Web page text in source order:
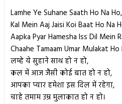
Lamhe Ye Suhane Saath Ho Na Ho,
Kal Mein Aaj Jaisi Koi Baat Ho Na
Aapka Pyar Hamesha Iss Dil Mein
Chaahe Tamaam Umar Mulakat Ho
लम्हे ये सुहाने साथ हो न हो,
कल में आज जैसी कोई बात हो न हो,
आपका प्यार हमेशा इस दिल में रहेगा,
चाहे तमाम उम्र मुलाकात हो न हो।